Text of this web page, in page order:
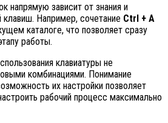
напрямую зависит от знания и
клавиш. Например, сочетание Ctrl + A
каталоге, что позволяет сразу
работы.
клавиатуры не
комбинациями. Понимание
их настройки позволяет
рабочий процесс максимально